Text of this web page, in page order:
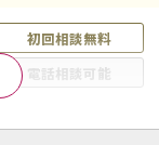
初回相談無料
電話相談可能